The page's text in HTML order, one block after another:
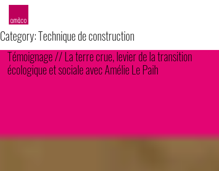
Category:Technique de construction
Témoignage // La terre crue, levier de la transition
écologique et sociale avec Amélie Le Paih